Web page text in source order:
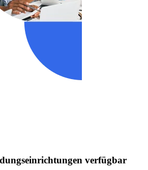
verfügbar